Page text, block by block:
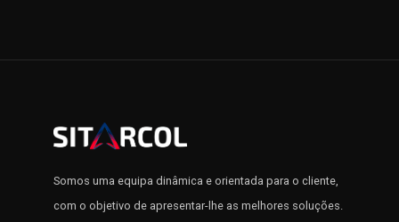
Somos uma equipa dinâmica e orientada para o cliente,
com o objetivo de apresentar-lhe as melhores soluções.